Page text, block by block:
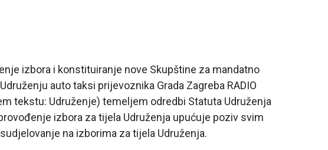
izbora i konstituiranje nove Skupštine za mandatno
auto taksi prijevoznika Grada Zagreba RADIO
tekstu: Udruženje) temeljem odredbi Statuta Udruženja
izbora za tijela Udruženja upućuje poziv svim
na izborima za tijela Udruženja.